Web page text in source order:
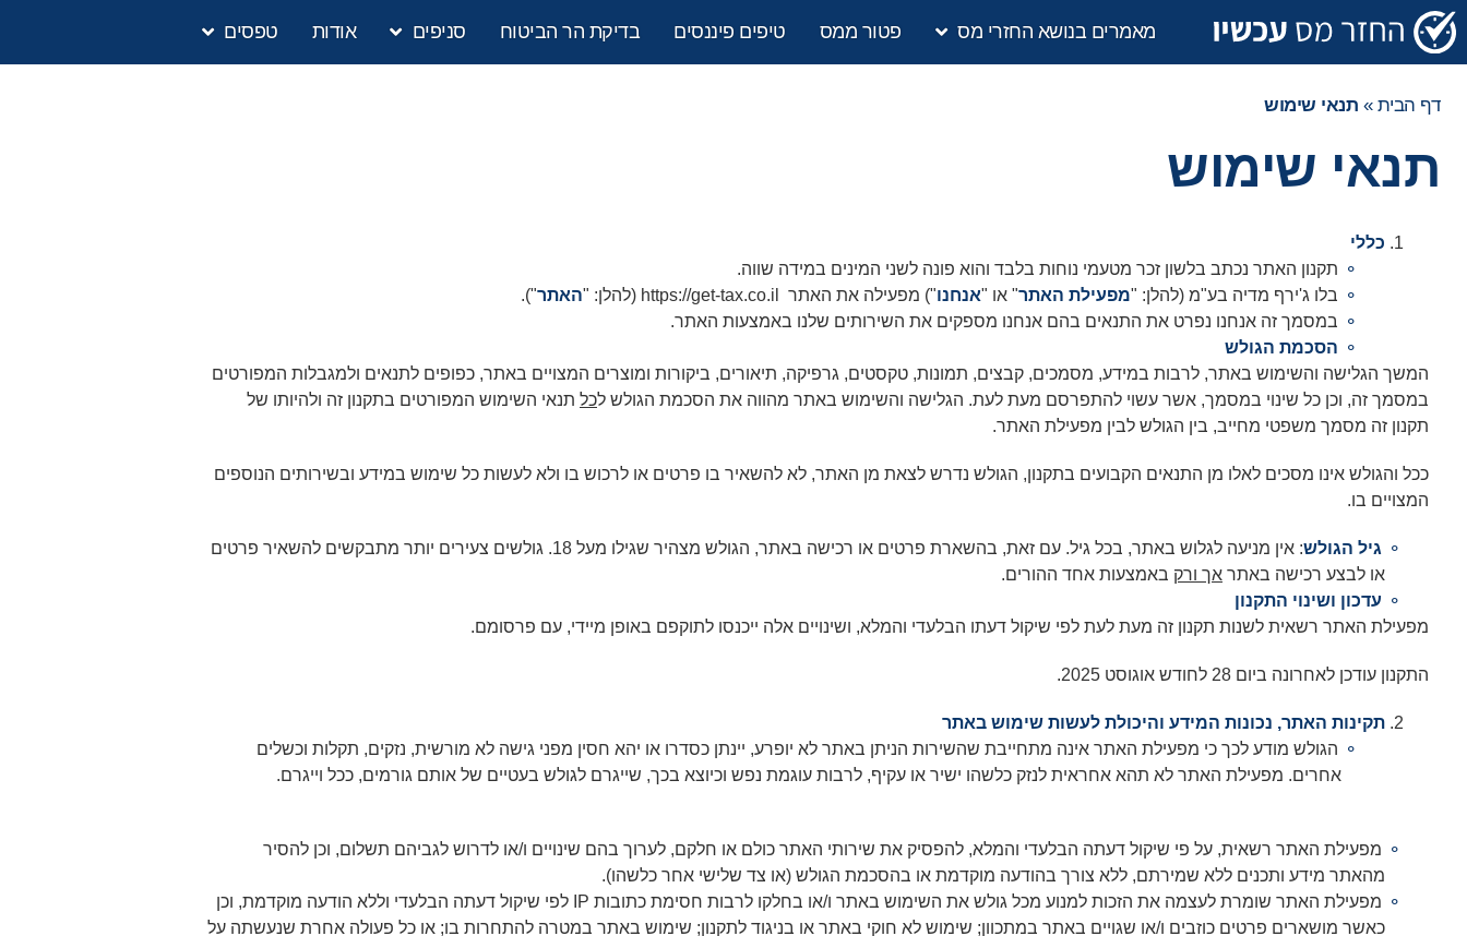
מאמרים בנושא החזרי מס פטור ממס טיפים פיננסים בדיקת הר הביטוח סניפים אודות טפסים
דף הבית » תנאי שימוש
תנאי שימוש
כללי
תקנון האתר נכתב בלשון זכר מטעמי נוחות בלבד והוא פונה לשני המינים במידה שווה.
בלו ג'ירף מדיה בע"מ (להלן: "מפעילת האתר" או "אנחנו") מפעילה את האתר https://get-tax.co.il (להלן: " האתר").
במסמך זה אנחנו נפרט את התנאים בהם אנחנו מספקים את השירותים שלנו באמצעות האתר.
הסכמת הגולש
המשך הגלישה והשימוש באתר, לרבות במידע, מסמכים, קבצים, תמונות, טקסטים, גרפיקה, תיאורים, ביקורות ומוצרים המצויים באתר, כפופים לתנאים ולמגבלות המפורטים
במסמך זה, וכן כל שינוי במסמך, אשר עשוי להתפרסם מעת לעת. הגלישה והשימוש באתר מהווה את הסכמת הגולש לכל תנאי השימוש המפורטים בתקנון זה ולהיותו של
תקנון זה מסמך משפטי מחייב, בין הגולש לבין מפעילת האתר.
ככל והגולש אינו מסכים לאלו מן התנאים הקבועים בתקנון, הגולש נדרש לצאת מן האתר, לא להשאיר בו פרטים או לרכוש בו ולא לעשות כל שימוש במידע ובשירותים הנוספים
המצויים בו.
גיל הגולש
: אין מניעה לגלוש באתר, בכל גיל. עם זאת, בהשארת פרטים או רכישה באתר, הגולש מצהיר שגילו מעל 18. גולשים צעירים יותר מתבקשים להשאיר פרטים
או לבצע רכישה באתר אך ורק באמצעות אחד ההורים.
עדכון ושינוי התקנון
מפעילת האתר רשאית לשנות תקנון זה מעת לעת לפי שיקול דעתו הבלעדי והמלא, ושינויים אלה ייכנסו לתוקפם באופן מיידי, עם פרסומם.
התקנון עודכן לאחרונה ביום 28 לחודש אוגוסט 2025.
תקינות האתר, נכונות המידע והיכולת לעשות שימוש באתר
הגולש מודע לכך כי מפעילת האתר אינה מתחייבת שהשירות הניתן באתר לא יופרע, יינתן כסדרו או יהא חסין מפני גישה לא מורשית, נזקים, תקלות וכשלים
אחרים. מפעילת האתר לא תהא אחראית לנזק כלשהו ישיר או עקיף, לרבות עוגמת נפש וכיוצא בכך, שייגרם לגולש בעטיים של אותם גורמים, ככל וייגרם.
מפעילת האתר רשאית, על פי שיקול דעתה הבלעדי והמלא, להפסיק את שירותי האתר כולם או חלקם, לערוך בהם שינויים ו/או לדרוש לגביהם תשלום, וכן להסיר
מהאתר מידע ותכנים ללא שמירתם, ללא צורך בהודעה מוקדמת או בהסכמת הגולש (או צד שלישי אחר כלשהו).
מפעילת האתר שומרת לעצמה את הזכות למנוע מכל גולש את השימוש באתר ו/או בחלקו לרבות חסימת כתובות IP לפי שיקול דעתה הבלעדי וללא הודעה מוקדמת, וכן
כאשר מושארים פרטים כוזבים ו/או שגויים באתר במתכוון; שימוש לא חוקי באתר או בניגוד לתקנון; שימוש באתר במטרה להתחרות בו; או כל פעולה אחרת שנעשתה על